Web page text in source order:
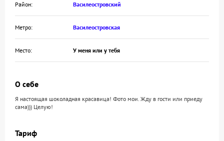
Район: Василеостровский
Метро: Василеостровская
Место: У меня или у тебя
О себе
Я настоящая шоколадная красавица! Фото мои. Жду в гости или приеду
сама))) Целую!
Тариф